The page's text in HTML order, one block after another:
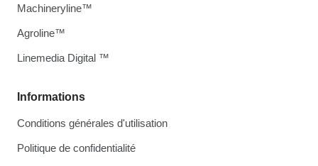
Informations
Conditions générales d'utilisation
Politique de confidentialité
Machineryline™
Agroline™
Linemedia Digital ™